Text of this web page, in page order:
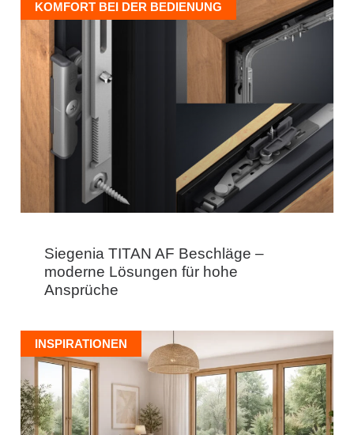
KOMFORT BEI DER BEDIENUNG
Siegenia TITAN AF Beschläge –
moderne Lösungen für hohe
Ansprüche
INSPIRATIONEN